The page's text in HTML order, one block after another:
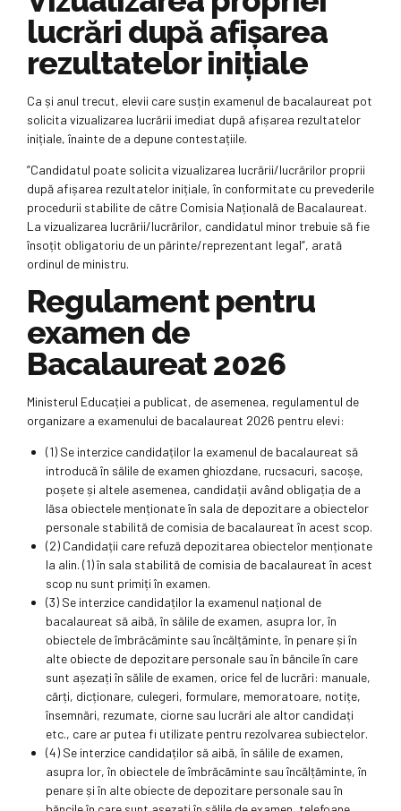
lucrări după afișarea
rezultatelor inițiale
Ca și anul trecut, elevii care susțin examenul de bacalaureat pot
solicita vizualizarea lucrării imediat după afișarea rezultatelor
inițiale, înainte de a depune contestațiile.
”Candidatul poate solicita vizualizarea lucrării/lucrărilor proprii
după afișarea rezultatelor inițiale, în conformitate cu prevederile
procedurii stabilite de către Comisia Națională de Bacalaureat.
La vizualizarea lucrării/lucrărilor, candidatul minor trebuie să fie
însoțit obligatoriu de un părinte/reprezentant legal”, arată
ordinul de ministru.
Regulament pentru
examen de
Bacalaureat 2026
Ministerul Educației a publicat, de asemenea, regulamentul de
organizare a examenului de bacalaureat 2026 pentru elevi:
(1) Se interzice candidaților la examenul de bacalaureat să
introducă în sălile de examen ghiozdane, rucsacuri, sacoșe,
poșete și altele asemenea, candidații având obligația de a
lăsa obiectele menționate în sala de depozitare a obiectelor
personale stabilită de comisia de bacalaureat în acest scop.
(2) Candidații care refuză depozitarea obiectelor menționate
la alin. (1) în sala stabilită de comisia de bacalaureat în acest
scop nu sunt primiți în examen.
(3) Se interzice candidaților la examenul național de
bacalaureat să aibă, în sălile de examen, asupra lor, în
obiectele de îmbrăcăminte sau încălțăminte, în penare și în
alte obiecte de depozitare personale sau în băncile în care
sunt așezați în sălile de examen, orice fel de lucrări: manuale,
cărți, dicționare, culegeri, formulare, memoratoare, notițe,
însemnări, rezumate, ciorne sau lucrări ale altor candidați
etc., care ar putea fi utilizate pentru rezolvarea subiectelor.
(4) Se interzice candidaților să aibă, în sălile de examen,
asupra lor, în obiectele de îmbrăcăminte sau încălțăminte, în
penare și în alte obiecte de depozitare personale sau în